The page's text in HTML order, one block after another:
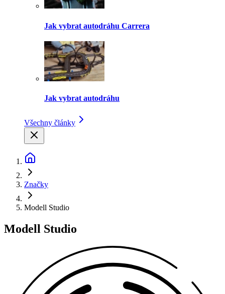
Jak vybrat autodráhu Carrera
Jak vybrat autodráhu
Všechny články
Značky
Modell Studio
Modell Studio